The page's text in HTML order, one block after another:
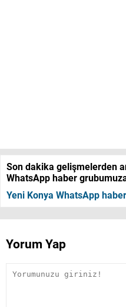
Son dakika gelişmelerden
WhatsApp haber
Yeni Konya WhatsApp haber
Yorum Yap